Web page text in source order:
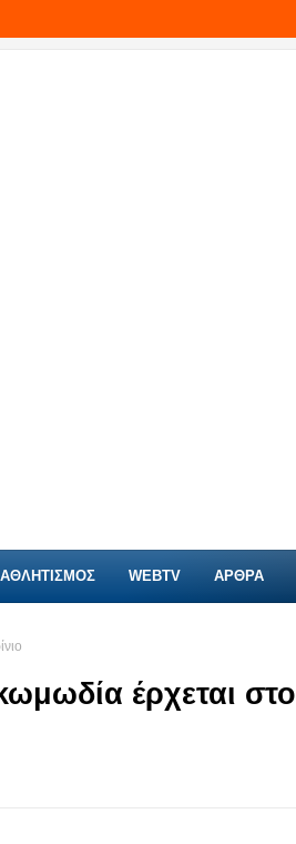
ΑΘΛΗΤΙΣΜΟΣ WEBTV ΑΡΘΡΑ
έρχεται στο